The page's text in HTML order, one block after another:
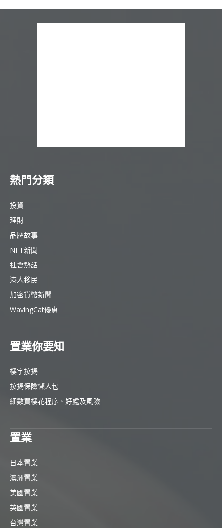
熱門分類
投資
理財
品牌故事
NFT新聞
社會熱話
港人移民
加密貨幣新聞
WavingCat優惠
置業你要知
樓宇按揭
按揭保險懶人包
細數買樓花程序、好處及風險
置業
日本置業
澳洲置業
美國置業
英國置業
台灣置業